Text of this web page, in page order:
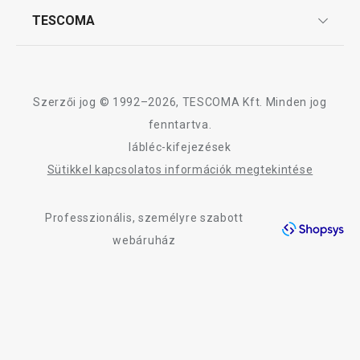
Reklamáció és termékvisszaküldés
TESCOMA
Adatkezelési Tájékoztató
Szerzői jog © 1992–2026, TESCOMA Kft. Minden jog
fenntartva.
lábléc-kifejezések
Sütikkel kapcsolatos információk megtekintése
Professzionális, személyre szabott
webáruház